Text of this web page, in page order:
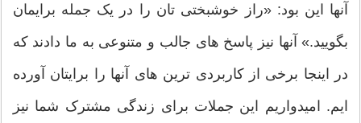
آنها این بود: «راز خوشبختی تان را در یک جمله برایمان
بگویید.» آنها نیز پاسخ های جالب و متنوعی به ما دادند که
در اینجا برخی از کاربردی ترین های آنها را برایتان آورده
ایم. امیدواریم این جملات برای زندگی مشترک شما نیز